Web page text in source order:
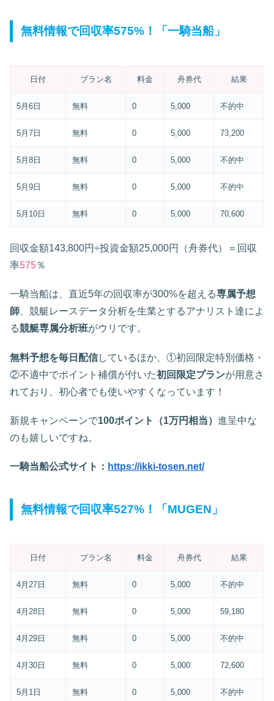
無料情報で回収率575%！「一騎当船」
日付 プラン名 料金 舟券代 結果
5月6日 無料 0 5,000 不的中
5月7日 無料 0 5,000 73,200
5月8日 無料 0 5,000 不的中
5月9日 無料 0 5,000 不的中
5月10日 無料 0 5,000 70,600
回収金額143,800円÷投資金額25,000円（舟券代）＝回収
率575％
一騎当船は、直近5年の回収率が300%を超える専属予想
師 、競艇レースデータ分析を生業とするアナリスト達によ
る競艇専属分析班がウリです。
無料予想を毎日配信しているほか、①初回限定特別価格・
②不適中でポイント補償が付いた初回限定プランが用意さ
れており、初心者でも使いやすくなっています！
新規キャンペーンで100ポイント（1万円相当） 進呈中な
のも嬉しいですね。
一騎当船公式サイト： https://ikki-tosen.net/
無料情報で回収率527%！「MUGEN」
日付 プラン名 料金 舟券代 結果
4月27日 無料 0 5,000 不的中
4月28日 無料 0 5,000 59,180
4月29日 無料 0 5,000 不的中
4月30日 無料 0 5,000 72,600
5月1日 無料 0 5,000 不的中